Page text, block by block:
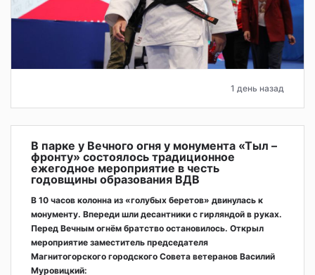
1 день назад
В парке у Вечного огня у монумента «Тыл –
фронту» состоялось традиционное
ежегодное мероприятие в честь
годовщины образования ВДВ
В 10 часов колонна из «голубых беретов» двинулась к
монументу. Впереди шли десантники с гирляндой в руках.
Перед Вечным огнём братство остановилось. Открыл
мероприятие заместитель председателя
Магнитогорского городского Совета ветеранов Василий
Муровицкий: